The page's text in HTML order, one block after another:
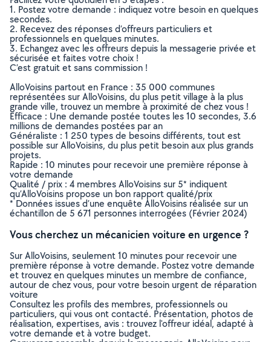
1. Postez votre demande : indiquez votre besoin en quelques
secondes.
2. Recevez des réponses d’offreurs particuliers et
professionnels en quelques minutes.
3. Echangez avec les offreurs depuis la messagerie privée et
sécurisée et faites votre choix !
C’est gratuit et sans commission !
AlloVoisins partout en France : 35 000 communes
représentées sur AlloVoisins, du plus petit village à la plus
grande ville, trouvez un membre à proximité de chez vous !
Efficace : Une demande postée toutes les 10 secondes, 3.6
millions de demandes postées par an
Généraliste : 1 250 types de besoins différents, tout est
possible sur AlloVoisins, du plus petit besoin aux plus grands
projets.
Rapide : 10 minutes pour recevoir une première réponse à
votre demande
Qualité / prix : 4 membres AlloVoisins sur 5* indiquent
qu’AlloVoisins propose un bon rapport qualité/prix
* Données issues d’une enquête AlloVoisins réalisée sur un
échantillon de 5 671 personnes interrogées (Février 2024)
Vous cherchez un mécanicien voiture en urgence ?
Sur AlloVoisins, seulement 10 minutes pour recevoir une
première réponse à votre demande. Postez votre demande
et trouvez en quelques minutes un membre de confiance,
autour de chez vous, pour votre besoin urgent de réparation
voiture
Consultez les profils des membres, professionnels ou
particuliers, qui vous ont contacté. Présentation, photos de
réalisation, expertises, avis : trouvez l'offreur idéal, adapté à
votre demande et à votre budget.